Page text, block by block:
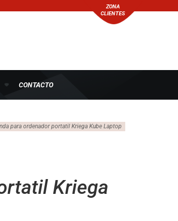
ZONA
CLIENTES
CONTACTO
para ordenador portatil Kriega Kube Laptop
Kriega